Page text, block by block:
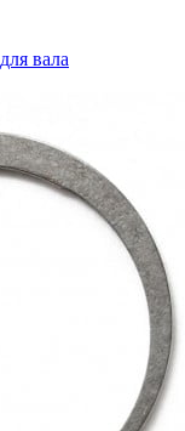
вала